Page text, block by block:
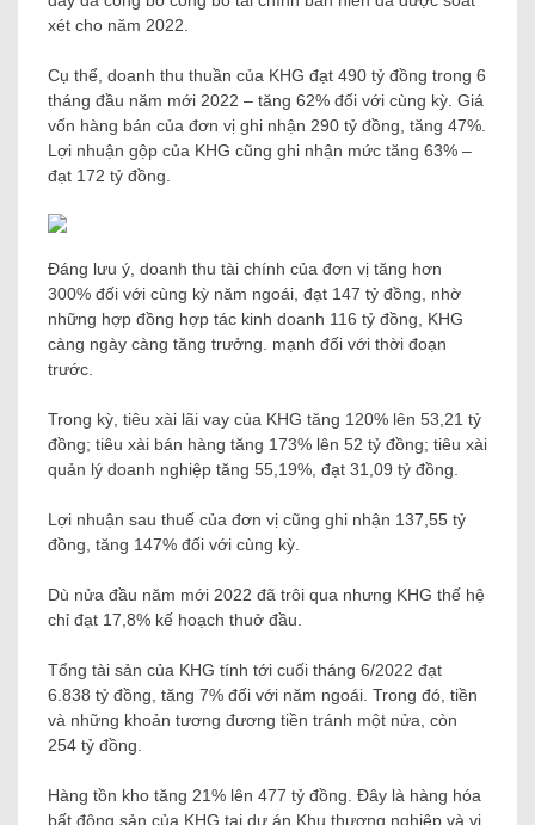
xét cho năm 2022.
Cụ thể, doanh thu thuần của KHG đạt 490 tỷ đồng trong 6
tháng đầu năm mới 2022 – tăng 62% đối với cùng kỳ. Giá
vốn hàng bán của đơn vị ghi nhận 290 tỷ đồng, tăng 47%.
Lợi nhuận gộp của KHG cũng ghi nhận mức tăng 63% –
đạt 172 tỷ đồng.
Đáng lưu ý, doanh thu tài chính của đơn vị tăng hơn
300% đối với cùng kỳ năm ngoái, đạt 147 tỷ đồng, nhờ
những hợp đồng hợp tác kinh doanh 116 tỷ đồng, KHG
càng ngày càng tăng trưởng. mạnh đối với thời đoạn
trước.
Trong kỳ, tiêu xài lãi vay của KHG tăng 120% lên 53,21 tỷ
đồng; tiêu xài bán hàng tăng 173% lên 52 tỷ đồng; tiêu xài
quản lý doanh nghiệp tăng 55,19%, đạt 31,09 tỷ đồng.
Lợi nhuận sau thuế của đơn vị cũng ghi nhận 137,55 tỷ
đồng, tăng 147% đối với cùng kỳ.
Dù nửa đầu năm mới 2022 đã trôi qua nhưng KHG thế hệ
chỉ đạt 17,8% kế hoạch thuở đầu.
Tổng tài sản của KHG tính tới cuối tháng 6/2022 đạt
6.838 tỷ đồng, tăng 7% đối với năm ngoái. Trong đó, tiền
và những khoản tương đương tiền tránh một nửa, còn
254 tỷ đồng.
Hàng tồn kho tăng 21% lên 477 tỷ đồng. Đây là hàng hóa
bất động sản của KHG tại dự án Khu thương nghiệp và vi